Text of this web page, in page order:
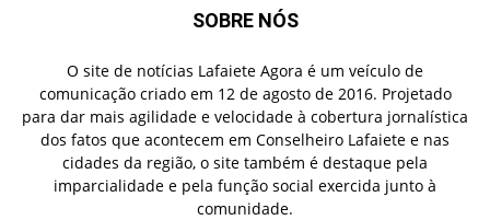
SOBRE NÓS
O site de notícias Lafaiete Agora é um veículo de
comunicação criado em 12 de agosto de 2016. Projetado
para dar mais agilidade e velocidade à cobertura jornalística
dos fatos que acontecem em Conselheiro Lafaiete e nas
cidades da região, o site também é destaque pela
imparcialidade e pela função social exercida junto à
comunidade.